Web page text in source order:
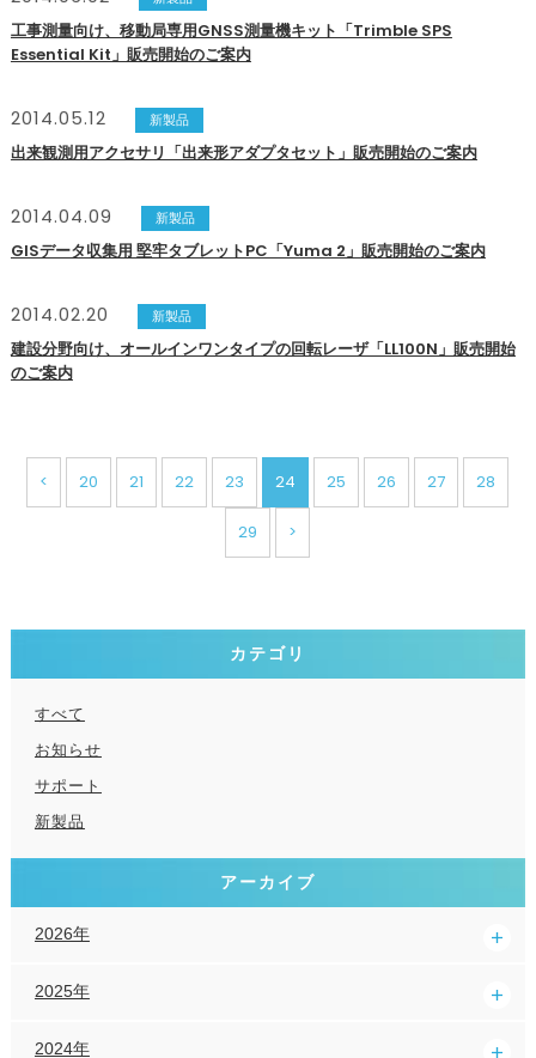
工事測量向け、移動局専用GNSS測量機キット「Trimble SPS
Essential Kit」販売開始のご案内
2014.05.12 新製品
出来観測用アクセサリ「出来形アダプタセット」販売開始のご案内
2014.04.09 新製品
GISデータ収集用 堅牢タブレットPC「Yuma 2」販売開始のご案内
2014.02.20 新製品
建設分野向け、オールインワンタイプの回転レーザ「LL100N」販売開始
のご案内
< 20 21 22 23 24 25 26 27 28
29 >
カテゴリ
すべて
お知らせ
サポート
新製品
アーカイブ
2026年
2025年
2024年